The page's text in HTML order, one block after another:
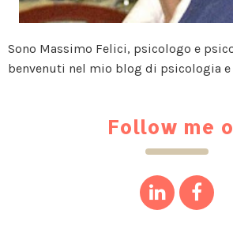
Sono Massimo Felici, psicologo e
benvenuti nel mio blog di psicologia e
Follow me